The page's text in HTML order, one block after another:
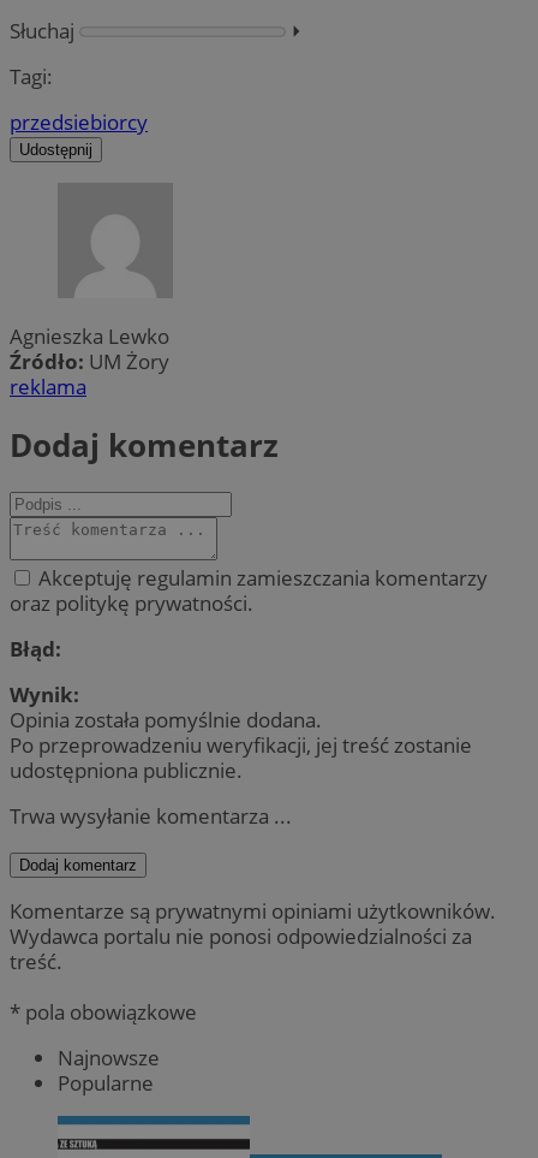
Słuchaj
⏵︎
Tagi:
przedsiebiorcy
Udostępnij
Agnieszka Lewko
Źródło: UM Żory
reklama
Dodaj komentarz
Akceptuję regulamin zamieszczania komentarzy
oraz politykę prywatności.
Błąd:
Wynik:
Opinia została pomyślnie dodana.
Po przeprowadzeniu weryfikacji, jej treść zostanie
udostępniona publicznie.
Trwa wysyłanie komentarza ...
Dodaj komentarz
Komentarze są prywatnymi opiniami użytkowników.
Wydawca portalu nie ponosi odpowiedzialności za
treść.
* pola obowiązkowe
Najnowsze
Popularne